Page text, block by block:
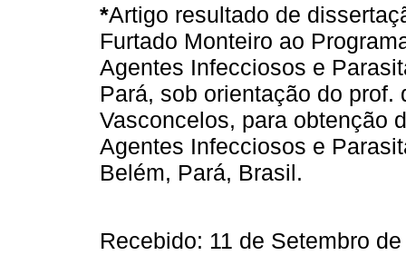
*Artigo resultado de
Furtado Monteiro ao
Agentes Infecciosos e
Pará, sob orientação do prof.
Vasconcelos, para obtenção
Agentes Infecciosos e
Belém, Pará, Brasil.
Recebido: 11 de Setembro